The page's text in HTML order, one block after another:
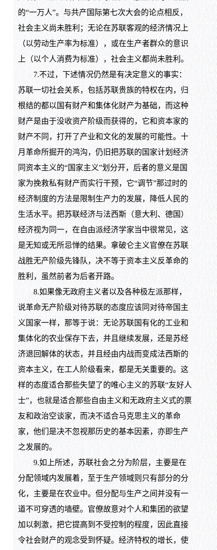
的“一万人”。与共产国际第七次大会的论点相反，
社会主义尚未胜利；无论在苏联客观的经济情况上
（以劳动生产率为标准），或在生产者群众的意识
上（以个人消费为标准），社会主义都尚未胜利。
7.不过，下述情况仍然是有决定意义的事实：
苏联一切社会关系，包括苏联贵族的特权在内，归
根结的都以国有财产和集体化财产为基础，而这种
财产是由于没收资产阶级而获得的，它和资本家的
财产不同，打开了产业和文化的发展的可能性。十
月革命所掘开的鸿沟，仍旧把苏联的国家计划经济
同资本主义的“国家主义”划分开，后者的意义是国
家为挽救私有财产而实行干预，它“调节”那过时的
经济制度的方法是限制生产力的发展，降低人民的
生活水平。把苏联经济与法西斯（意大利、德国）
经济视为同一，在自由派经济学家当中很常见，这
是无知或无所忌惮的结果。拿破仑主义官僚在苏联
战胜无产阶级先锋队，决不等于资本主义反革命的
胜利，虽然前者为后者开路。
8.如果像无政府主义者以及各种极左派那样，
说革命无产阶级对待苏联的态度应该同对待帝国主
义国家一样，那等于说：无论苏联国有化的工业和
集体化的农业保存下去，并且继续发展，还是苏经
济退回解体的状态，并且经由内战而变成法西斯的
资本主义，在工人阶级看来，都是无关重要的。这
样的态度适合那些失望了的唯心主义的苏联“友好人
士”，也就是适合那些自由主义和无政府主义式的票
友和政治空谈家，而决不适合马克思主义的革命
家，他们是决不忽视那历史的基本因素，亦即生产
之发展的。
9.如上所述，苏联社会之分为阶层，主要是在
分配领域内发展着，至于生产领域则只有部分的分
化，主要是在农业中。但分配与生产之间并没有一
道不可穿透的墙壁。官僚故意对个人和集团的欲望
加以刺激，把它提高到不受控制的程度，因此直接
令社会财产的观念受到怀疑。经济特权的增长，使